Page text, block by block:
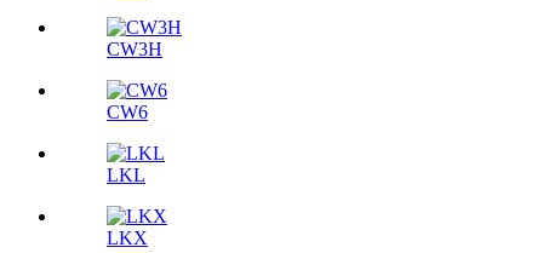
CW3H
CW6
LKL
LKX